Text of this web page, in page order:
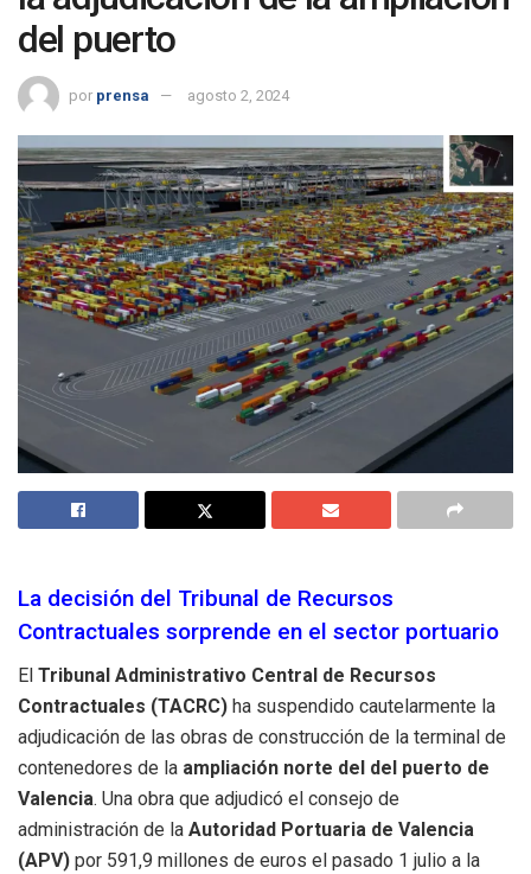
del puerto
por prensa agosto 2, 2024
La decisión del Tribunal de Recursos
Contractuales sorprende en el sector portuario
El Tribunal Administrativo Central de Recursos
Contractuales (TACRC) ha suspendido cautelarmente la
adjudicación de las obras de construcción de la terminal de
contenedores de la ampliación norte del del puerto de
Valencia. Una obra que adjudicó el consejo de
administración de la Autoridad Portuaria de Valencia
(APV) por 591,9 millones de euros el pasado 1 julio a la